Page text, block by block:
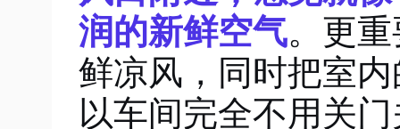
润的新鲜空气。更
鲜凉风，同时把室
以车间完全不用关